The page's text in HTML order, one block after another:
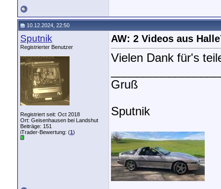
10.12.2024, 22:50
Sputnik
Registrierter Benutzer
Registriert seit: Oct 2018
Ort: Geisenhausen bei Landshut
Beiträge: 151
iTrader-Bewertung: (1)
AW: 2 Videos aus
Vielen Dank für's
Gruß
Sputnik